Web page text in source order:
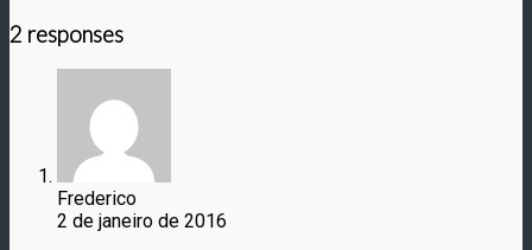
2 responses
Frederico
2 de janeiro de 2016